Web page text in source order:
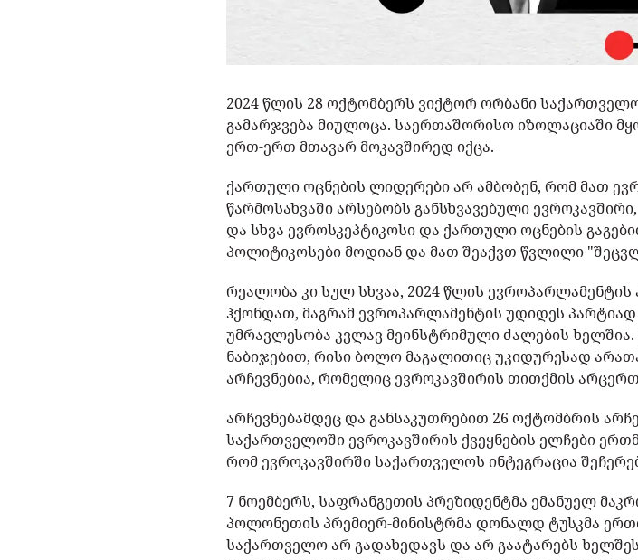
2024 წლის 28 ოქტომბერს ვიქტორ ორბანი
გამარჯვება მიულოცა. საერთაშორისო იზოლაციაში
ერთ-ერთ მთავარ მოკავშირედ იქცა.
ქართული ოცნების ლიდერები არ ამბობენ, რომ მათ
წარმოსახვაში არსებობს განსხვავებული
და სხვა ევროსკეპტიკოსი და ქართული ოცნების
პოლიტიკოსები მოდიან და მათ შეაქვთ წვლილი
რეალობა კი სულ სხვაა, 2024 წლის
ჰქონდათ, მაგრამ ევროპარლამენტის უდიდეს
უმრავლესობა კვლავ მეინსტრიმული ძალების
ნაბიჯებით, რისი ბოლო მაგალითიც უკიდურესად
არჩევნებია, რომელიც ევროკავშირის თითქმის
არჩევნებამდეც და განსაკუთრებით 26 ოქტომბრის
საქართველოში ევროკავშირის ქვეყნების ელჩები
რომ ევროკავშირში საქართველოს ინტეგრაცია
7 ნოემბერს, საფრანგეთის პრეზიდენტმა ემანუელ
პოლონეთის პრემიერ-მინისტრმა დონალდ ტუსკმა
საქართველო არ გადახედავს და არ გაატარებს